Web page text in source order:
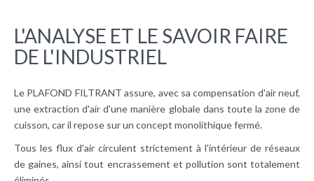
L'ANALYSE ET LE SAVOIR FAIRE
DE L'INDUSTRIEL
Le PLAFOND FILTRANT assure, avec sa compensation d'air neuf,
une extraction d'air d'une manière globale dans toute la zone de
cuisson, car il repose sur un concept monolithique fermé.
Tous les flux d'air circulent strictement à l'intérieur de réseaux
de gaines, ainsi tout encrassement et pollution sont totalement